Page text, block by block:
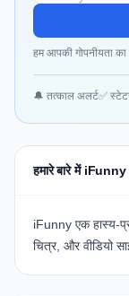
हम आपकी गोपनीयता
🔔 तत्काल अलर्ट✅
हमारे बारे में iFunny
iFunny एक हास्य-
चित्र, और वीडियो